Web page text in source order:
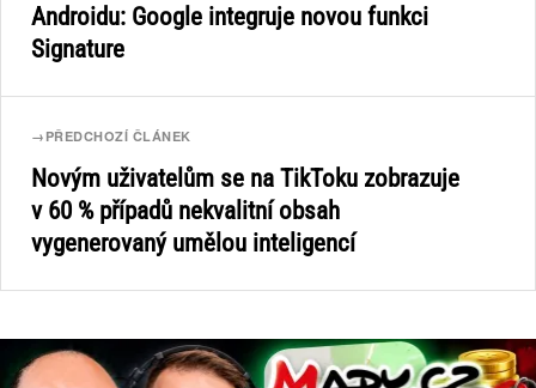
Androidu: Google integruje novou funkci
Signature
→ PŘEDCHOZÍ ČLÁNEK
Novým uživatelům se na TikToku zobrazuje
v 60 % případů nekvalitní obsah
vygenerovaný umělou inteligencí